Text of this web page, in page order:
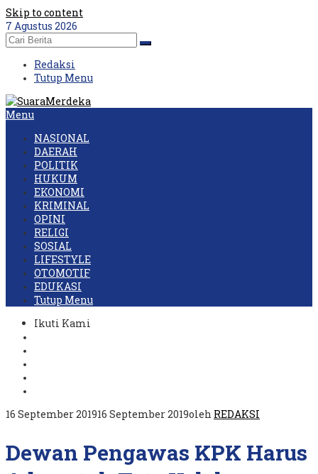
Skip to content
7 Agustus 2026
Redaksi
Tutup Menu
Menu
NASIONAL
DAERAH
POLITIK
HUKUM
EKONOMI
KRIMINAL
OPINI
RELIGI
SOSIAL
LIFESTYLE
OTOMOTIF
EDUKASI
Tutup Menu
Ikuti Kami
16 September 201916 September 2019oleh REDAKSI
Dewan Pengawas KPK Harus